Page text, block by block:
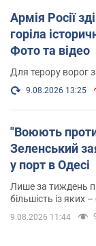
Армія Росії
горіла
Фото та відео
Для терору ворог
9.08.2026 13:25
"Воюють проти
Зеленський
у порт в Одесі
Лише за тиждень
більшість із яких –
9.08.2026 11:44